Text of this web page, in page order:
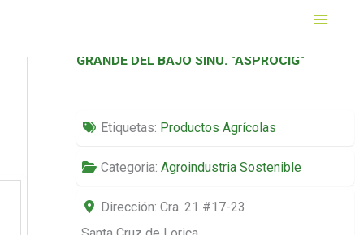
GRANDE DEL BAJO SINU. "ASPROCIG"
Etiquetas: Productos Agrícolas
Categoria: Agroindustria Sostenible
Dirección: Cra. 21 #17-23